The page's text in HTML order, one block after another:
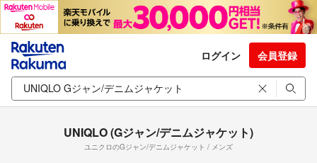
ログイン 会員登録
UNIQLO (Gジャン/デニムジャケット)
ユニクロのGジャン/デニムジャケット / メンズ